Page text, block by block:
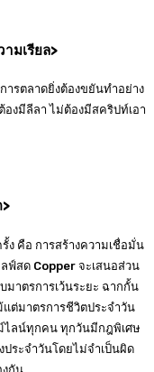
มเรียล>
รตลาดยิ่งต้องขยันทำอย่าง
งมีลีลา ไม่ต้องมีสคริปท์เอา
>
คือ การสร้างความเชื่อมั่น
ฟ์สด Copper จะเสนอส่วน
าตรการเว้นระยะ ฉากกั้น
ต่มาตรการชีวิตประจำวัน
ไลน์ทุกคน ทุกวันมีกฎพิเศษ
ระจำวันโดยไม่จำเป็นผิด